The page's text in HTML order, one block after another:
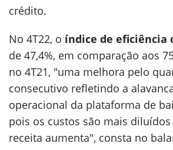
crédito.
No 4T22, o índice de eficiência
de 47,4%, em comparação aos
no 4T21, "uma melhora pelo
consecutivo refletindo a
operacional da plataforma de
pois os custos são mais
receita aumenta", consta no